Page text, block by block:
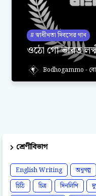
স্বাধীনতা দিবসের গান
ওঠো গো ভারত
Bodhogammo -
শ্রেণীবিভাগ
English Writing অনুগল্প
চিঠি
চিত্র দিনলিপি